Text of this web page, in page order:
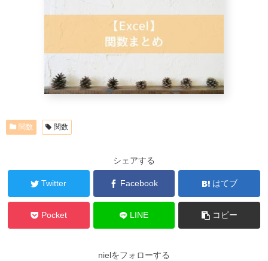
関数 関数
シェアする
Twitter Facebook はてブ
Pocket LINE コピー
nielをフォローする